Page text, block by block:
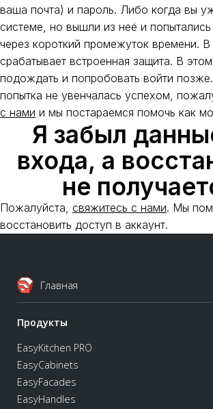
ваша почта) и пароль. Либо когда вы
системе, но вышли из неё и
через короткий промежуток времени.
срабатывает встроенная защита. В
подождать и попробовать войти позже.
попытка не увенчалась успехом,
с нами и мы постараемся помочь как
Я забыл
входа, а
не
Пожалуйста, свяжитесь с нами. Мы
восстановить доступ в аккаунт.
Главная
Продукты
EasyKitchen PRO
EasyCabinets
EasyFacades
EasyHandles